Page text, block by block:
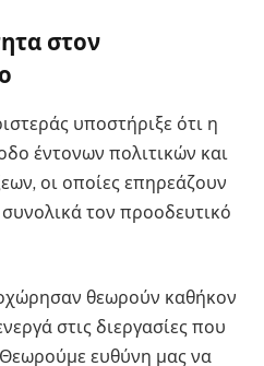
στον
υποστήριξε ότι η
έντονων πολιτικών και
οι οποίες επηρεάζουν
τον προοδευτικό
θεωρούν καθήκον
στις διεργασίες που
ευθύνη μας να